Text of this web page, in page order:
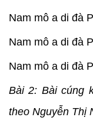
Nam mô a di đà
Nam mô a di đà
Nam mô a di đà
Bài 2: Bài cúng
theo Nguyễn Thị